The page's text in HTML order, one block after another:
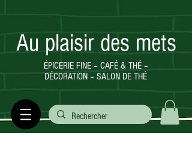
ÉPICERIE FINE – CAFÉ & THÉ –
DÉCORATION – SALON DE THÉ
Au plaisir des mets